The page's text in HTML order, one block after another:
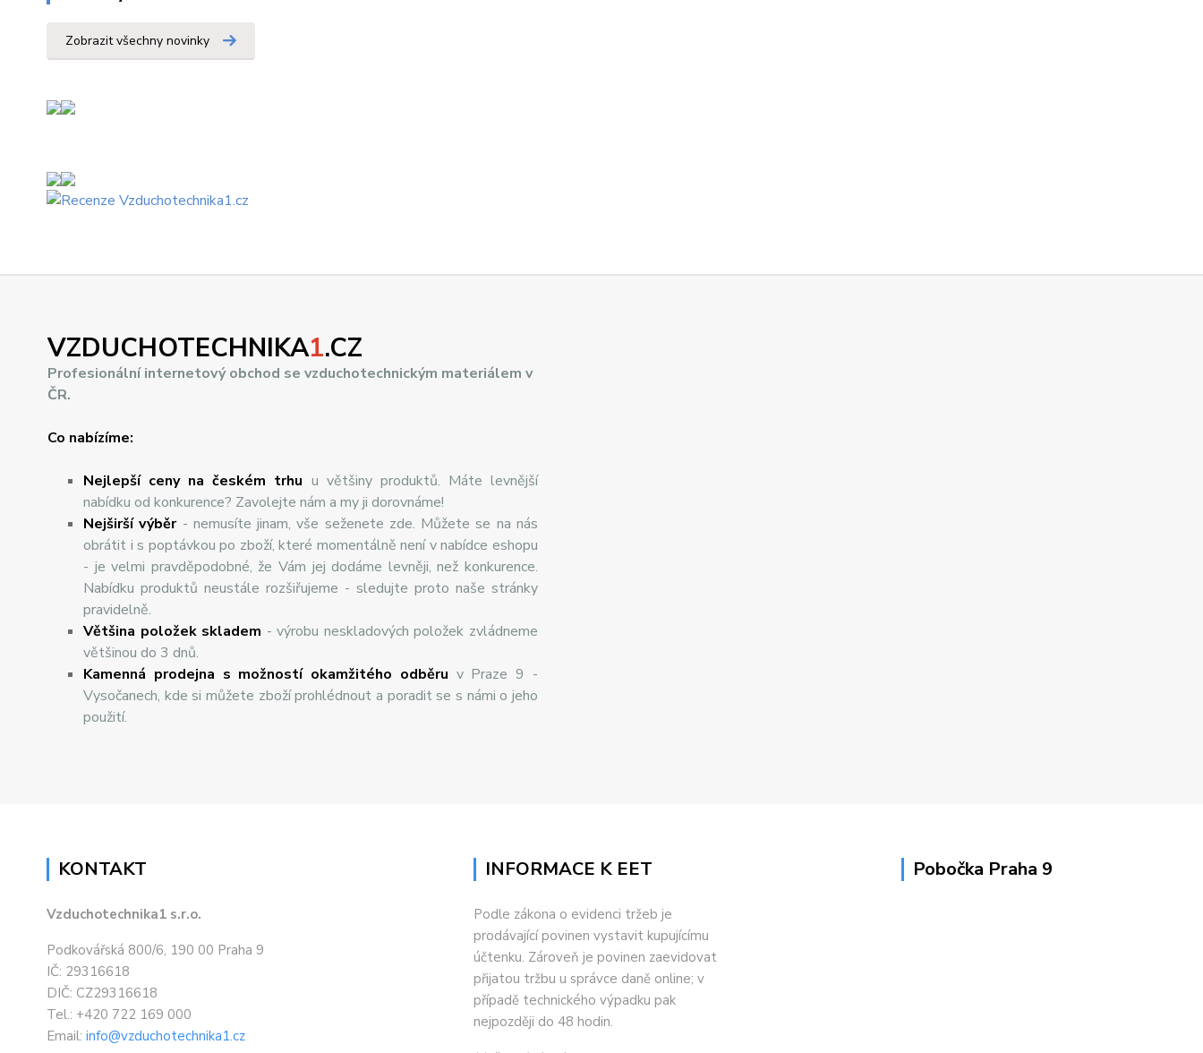
Zobrazit všechny novinky
VZDUCHOTECHNIKA1.CZ
Profesionální internetový obchod se vzduchotechnickým materiálem v
ČR.
Co nabízíme:
Nejlepší ceny na českém trhu u většiny produktů. Máte levnější
nabídku od konkurence? Zavolejte nám a my ji dorovnáme!
Nejširšívýběr- nemusíte jinam, vše seženete zde. Můžete se na nás
obrátit i s poptávkou po zboží, které momentálně není v nabídce eshopu
- je velmi pravděpodobné, že Vám jej dodáme levněji, než konkurence.
Nabídku produktů neustále rozšiřujeme - sledujte proto naše stránky
pravidelně.
Většina položek skladem - výrobu neskladových položek zvládneme
většinou do 3 dnů.
Kamenná prodejna s možností okamžitého odběru v Praze 9 -
Vysočanech, kde si můžete zboží prohlédnout a poradit se s námi o jeho
použití.
KONTAKT
Vzduchotechnika1 s.r.o.
Podkovářská 800/6, 190 00 Praha 9
IČ: 29316618
DIČ: CZ29316618
Tel.: +420 722 169 000
Email: info@vzduchotechnika1.cz
INFORMACE K EET
Podle zákona o evidenci tržeb je
prodávající povinen vystavit kupujícímu
účtenku. Zároveň je povinen zaevidovat
přijatou tržbu u správce daně online; v
případě technického výpadku pak
nejpozději do 48 hodin.
Pobočka Praha 9